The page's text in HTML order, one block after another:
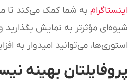
اینستاگرام به شما کمک می‌کند تا
شیوه‌ای مؤثرتر به نمایش بگذارید و
استوری‌ها، می‌توانید امیدوار به
پروفایلتان بهینه